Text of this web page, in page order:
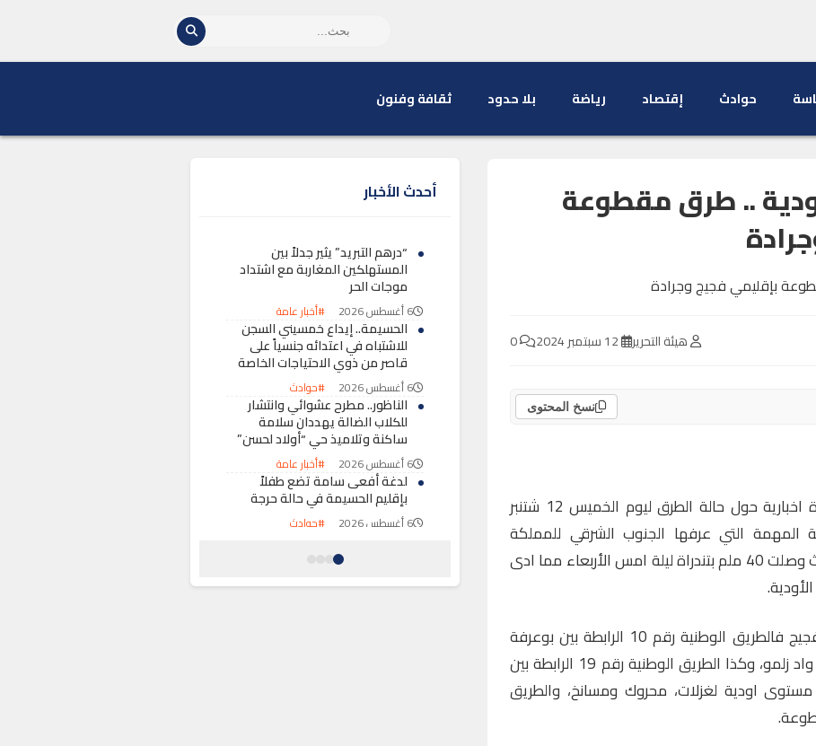
حوادث إقتصاد رياضة بلا حدود ثقافة وفنون
.. طرق مقطوعة
هيئة التحرير
نسخ المحتوى
أصدرت وزارة التجهيز والماء نشرة اخبارية حول حالة الطرق ليوم الخميس 12 شتنبر
المهمة التي عرفها الجنوب الشرقي للمملكة
وخاصة إقليمي جرادة وفجيج حيث وصلت 40 ملم بتندراة ليلة امس الأربعاء مما ادى
وحسب النشرة الإخبارية، بإقليم فجيج فالطريق الوطنية رقم 10 الرابطة بين بوعرفة
وبوعنان مقطوعة على مستوى واد زلمو، وكذا الطريق الوطنية رقم 19 الرابطة بين
اودية لغزلات، محروك ومسانخ، والطريق
أحدث الأخبار
“درهم التبريد” يثير جدلاً بين
المستهلكين المغاربة مع اشتداد
موجات الحر
6 أغسطس 2026 #أخبار عامة
الحسيمة.. إيداع خمسيني السجن
للاشتباه في اعتدائه جنسياً على
قاصر من ذوي الاحتياجات الخاصة
6 أغسطس 2026 #حوادث
الناظور.. مطرح عشوائي وانتشار
للكلاب الضالة يهددان سلامة
ساكنة وتلاميذ حي “أولاد لحسن”
6 أغسطس 2026 #أخبار عامة
لدغة أفعى سامة تضع طفلاً
بإقليم الحسيمة في حالة حرجة
6 أغسطس 2026 #حوادث
استياء ساكنة حي “بئر أنزران”